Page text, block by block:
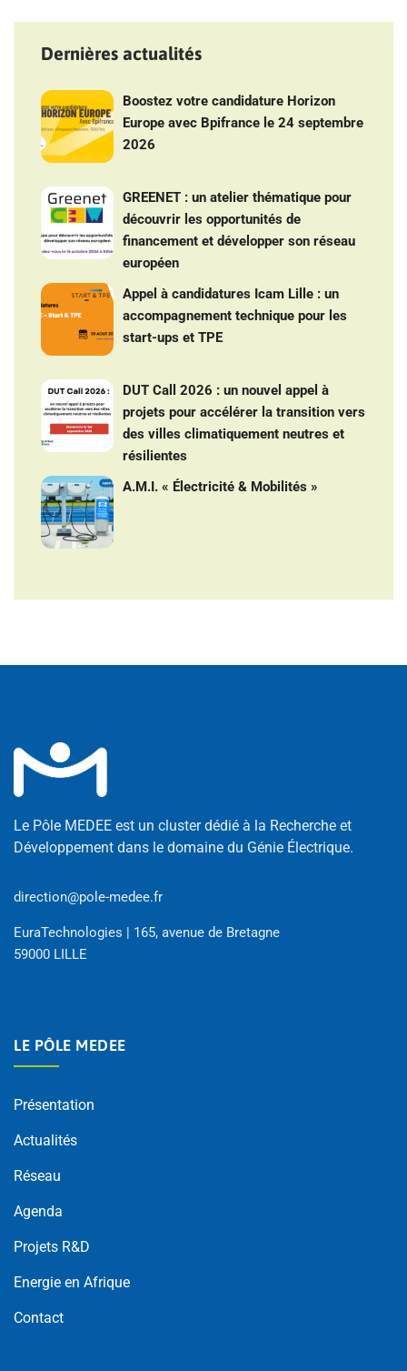
Dernières actualités
Boostez votre candidature Horizon
Europe avec Bpifrance le 24 septembre
2026
GREENET : un atelier thématique pour
découvrir les opportunités de
financement et développer son réseau
européen
Appel à candidatures Icam Lille : un
accompagnement technique pour les
start-ups et TPE
DUT Call 2026 : un nouvel appel à
projets pour accélérer la transition vers
des villes climatiquement neutres et
résilientes
A.M.I. « Électricité & Mobilités »
Le Pôle MEDEE est un cluster dédié à la Recherche et
Développement dans le domaine du Génie Électrique.
direction@pole-medee.fr
EuraTechnologies | 165, avenue de Bretagne
59000 LILLE
LE PÔLE MEDEE
Présentation
Actualités
Réseau
Agenda
Projets R&D
Energie en Afrique
Contact